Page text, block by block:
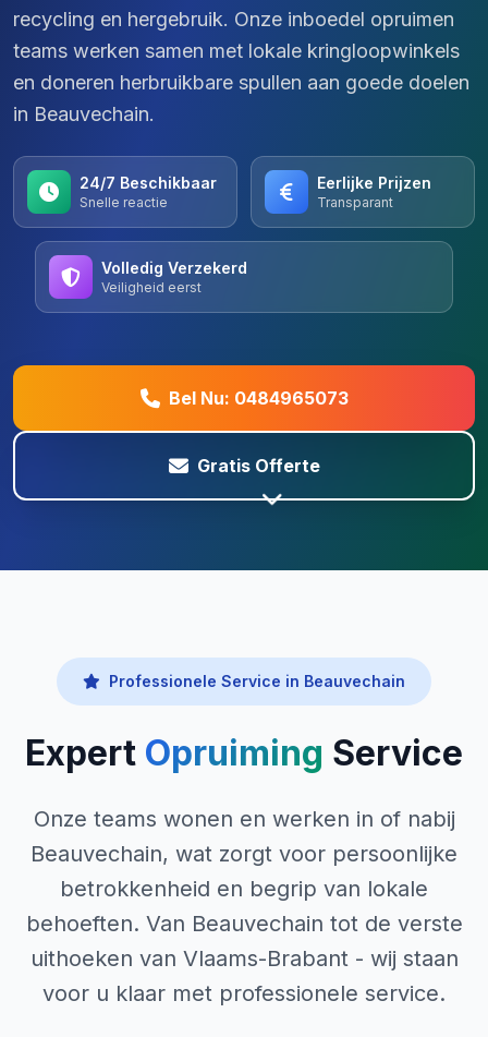
recycling en hergebruik. Onze inboedel opruimen
teams werken samen met lokale kringloopwinkels
en doneren herbruikbare spullen aan goede doelen
in Beauvechain.
24/7 Beschikbaar
Snelle reactie
Eerlijke Prijzen
Transparant
Volledig Verzekerd
Veiligheid eerst
Bel Nu: 0484965073
Gratis Offerte
Professionele Service in Beauvechain
Expert Opruiming Service
Onze teams wonen en werken in of nabij
Beauvechain, wat zorgt voor persoonlijke
betrokkenheid en begrip van lokale
behoeften. Van Beauvechain tot de verste
uithoeken van Vlaams-Brabant - wij staan
voor u klaar met professionele service.